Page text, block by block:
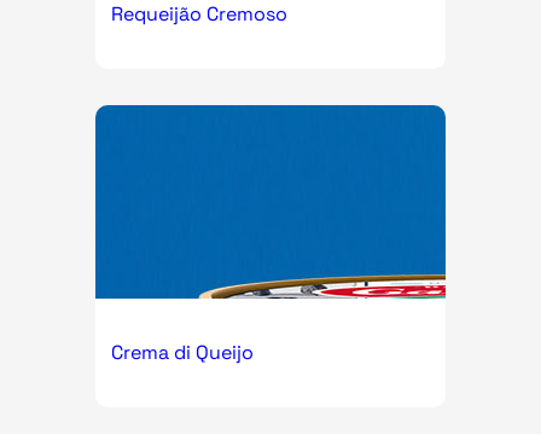
Requeijão Cremoso
Crema di Queijo